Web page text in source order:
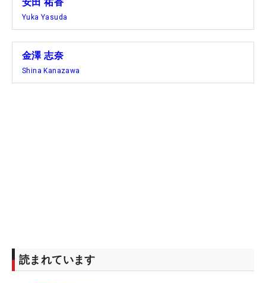
Yuka Yasuda
金澤 志奈
Shina Kanazawa
読まれています